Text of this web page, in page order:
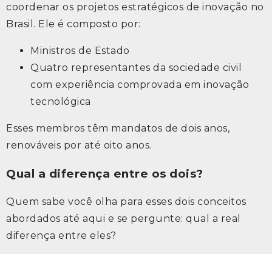
coordenar os projetos estratégicos de inovação no
Brasil. Ele é composto por:
Ministros de Estado
Quatro representantes da sociedade civil
com experiência comprovada em inovação
tecnológica
Esses membros têm mandatos de dois anos,
renováveis por até oito anos.
Qual a diferença entre os dois?
Quem sabe você olha para esses dois conceitos
abordados até aqui e se pergunte: qual a real
diferença entre eles?